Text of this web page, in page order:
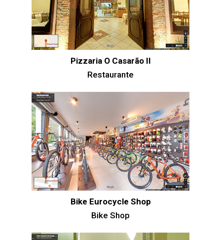
Pizzaria O Casarão II
Restaurante
Bike Eurocycle Shop
Bike Shop